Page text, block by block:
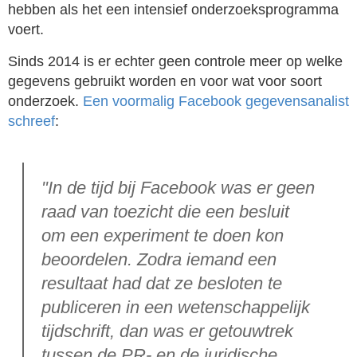
hebben als het een intensief onderzoeksprogramma
voert.
Sinds 2014 is er echter geen controle meer op welke
gegevens gebruikt worden en voor wat voor soort
onderzoek. Een voormalig Facebook gegevensanalist
schreef:
"In de tijd bij Facebook was er geen
raad van toezicht die een besluit
om een experiment te doen kon
beoordelen. Zodra iemand een
resultaat had dat ze besloten te
publiceren in een wetenschappelijk
tijdschrift, dan was er getouwtrek